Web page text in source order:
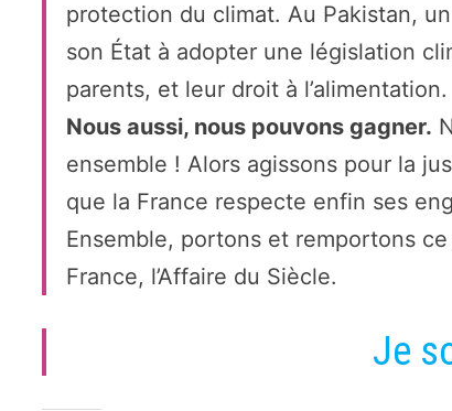
protection du climat. Au Pakistan,
son État à adopter une législation
parents, et leur droit à l’alimentation.
Nous aussi, nous pouvons gagner.
ensemble ! Alors agissons pour la
que la France respecte enfin ses
Ensemble, portons et remportons
France, l’Affaire du Siècle.
Je